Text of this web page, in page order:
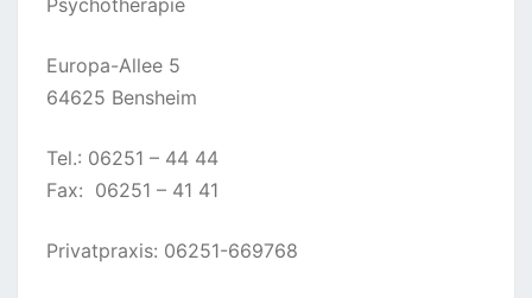
Psychotherapie
Europa-Allee 5
64625 Bensheim
Tel.: 06251 – 44 44
Fax: 06251 – 41 41
Privatpraxis: 06251-669768